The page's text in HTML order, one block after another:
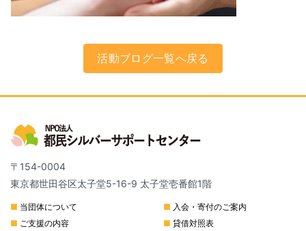
活動ブログ一覧へ戻る
〒154-0004
東京都世田谷区太子堂5-16-9 太子堂壱番館1階
■ 当団体について
■ ご支援の内容
■ 入会・寄付のご案内
■ 貸借対照表